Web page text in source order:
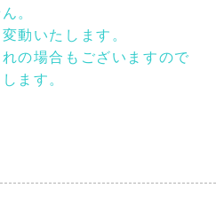
。
動いたします。
場合もございますので
ます。